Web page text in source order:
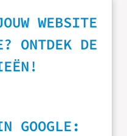
WEBSITE
ONTDEK DE
GOOGLE: